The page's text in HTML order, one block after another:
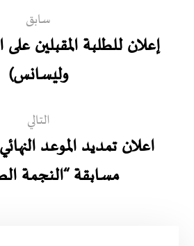
سابق
إعلان للطلبة المقبلين
وليسانس)
التالي
اعلان تمديد الموعد
مسابقة “النجمة